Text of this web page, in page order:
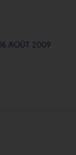
AOÛT 2009